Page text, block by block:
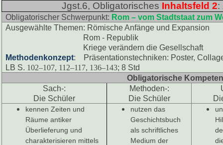
Jgst.6, Obligatorisches Inhaltsfeld 2:
Obligatorischer Schwerpunkt: Rom – vom Stadtstaat zum
Ausgewählte Themen: Römische Anfänge und Expansion
Rom - Republik
Kriege verändern die Gesellschaft
Methodenkonzept: Präsentationstechniken: Poster,
LB S. 102–107, 112–117, 136–143; 8 Std
Obligatorische
Sach-:
Die Schüler
Methoden-:
Die Schüler
kennen Zeiten und
Räume antiker
Überlieferung und
charakterisieren mittels
nutzen das
Geschichtsbuch
als schriftliches
Medium der